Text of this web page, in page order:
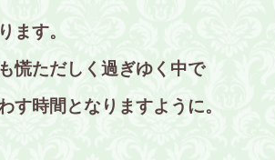
ます。
慌ただしく過ぎゆく中で
時間となりますように。